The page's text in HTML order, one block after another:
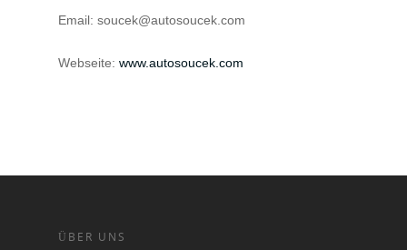
Email: soucek@autosoucek.com
Webseite: www.autosoucek.com
ÜBER UNS